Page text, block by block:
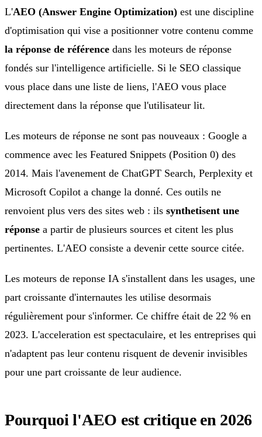
L'AEO (Answer Engine Optimization) est une discipline
d'optimisation qui vise a positionner votre contenu comme
la réponse de référence dans les moteurs de réponse
fondés sur l'intelligence artificielle. Si le SEO classique
vous place dans une liste de liens, l'AEO vous place
directement dans la réponse que l'utilisateur lit.
Les moteurs de réponse ne sont pas nouveaux : Google a
commence avec les Featured Snippets (Position 0) des
2014. Mais l'avenement de ChatGPT Search, Perplexity et
Microsoft Copilot a change la donné. Ces outils ne
renvoient plus vers des sites web : ils synthetisent une
réponse a partir de plusieurs sources et citent les plus
pertinentes. L'AEO consiste a devenir cette source citée.
Les moteurs de reponse IA s'installent dans les usages, une
part croissante d'internautes les utilise desormais
régulièrement pour s'informer. Ce chiffre était de 22 % en
2023. L'acceleration est spectaculaire, et les entreprises qui
n'adaptent pas leur contenu risquent de devenir invisibles
pour une part croissante de leur audience.
Pourquoi l'AEO est critique en 2026